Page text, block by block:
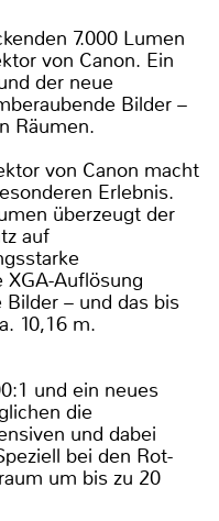
7.000 Lumen
von Canon. Ein
der neue
Bilder –
Räumen.
von Canon macht
Erlebnis.
überzeugt der
auf
XGA-Auflösung
– und das bis
10,16 m.
und ein neues
die
und dabei
bei den Rot-
um bis zu 20